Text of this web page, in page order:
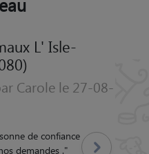
L' Isle-
Carole le 27-08-
de confiance
demandes ." Suivant